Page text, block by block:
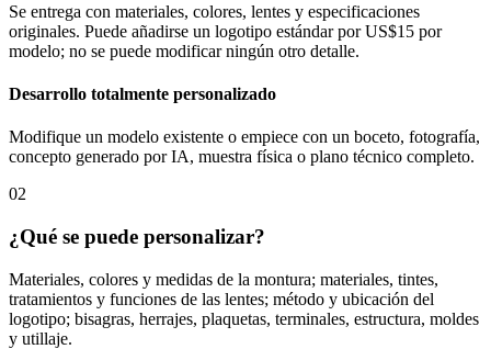
Se entrega con materiales, colores, lentes y especificaciones
originales. Puede añadirse un logotipo estándar por US$15 por
modelo; no se puede modificar ningún otro detalle.
Desarrollo totalmente personalizado
Modifique un modelo existente o empiece con un boceto, fotografía,
concepto generado por IA, muestra física o plano técnico completo.
02
¿Qué se puede personalizar?
Materiales, colores y medidas de la montura; materiales, tintes,
tratamientos y funciones de las lentes; método y ubicación del
logotipo; bisagras, herrajes, plaquetas, terminales, estructura, moldes
y utillaje.